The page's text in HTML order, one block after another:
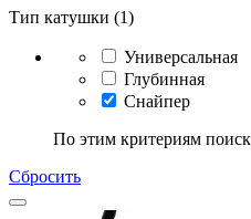
Тип катушки (1)
Универсальная
Глубинная
Снайпер
По этим критериям
Сбросить